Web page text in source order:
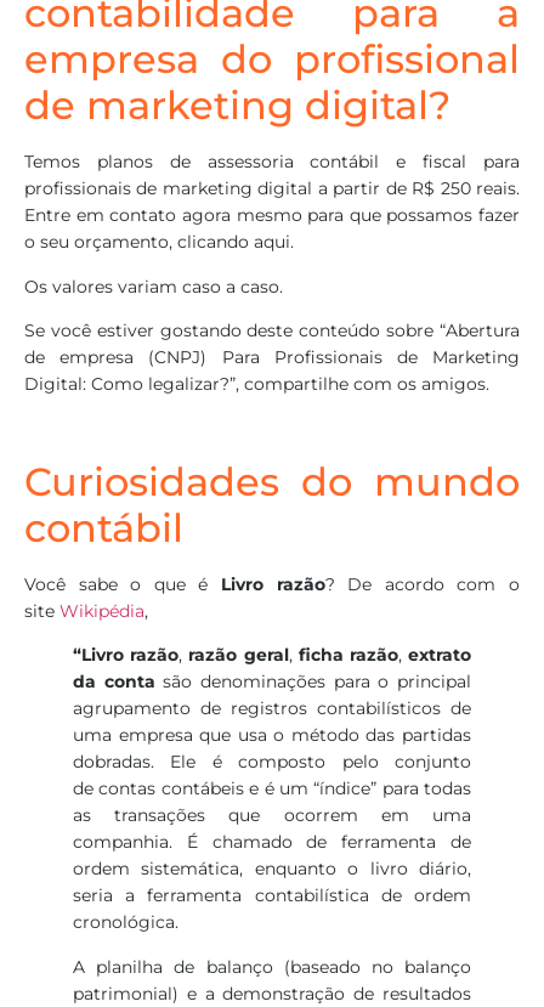
contabilidade para a
empresa do profissional
de marketing digital?
Temos planos de assessoria contábil e fiscal para
profissionais de marketing digital a partir de R$ 250 reais.
Entre em contato agora mesmo para que possamos fazer
o seu orçamento, clicando aqui.
Os valores variam caso a caso.
Se você estiver gostando deste conteúdo sobre “Abertura
de empresa (CNPJ) Para Profissionais de Marketing
Digital: Como legalizar?”, compartilhe com os amigos.
Curiosidades do mundo
contábil
Você sabe o que é Livro razão? De acordo com o
site Wikipédia,
“Livro razão, razão geral, ficha razão,extrato
da conta são denominações para o principal
agrupamento de registros contabilísticos de
uma empresa que usa o método das partidas
dobradas. Ele é composto pelo conjunto
de contas contábeis e é um “índice” para todas
as transações que ocorrem em uma
companhia. É chamado de ferramenta de
ordem sistemática, enquanto o livro diário,
seria a ferramenta contabilística de ordem
cronológica.
A planilha de balanço (baseado no balanço
patrimonial) e a demonstração de resultados